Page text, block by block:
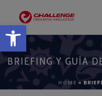
Abrir barra de herramientas
BRIEFING Y GUÍA
HOME »